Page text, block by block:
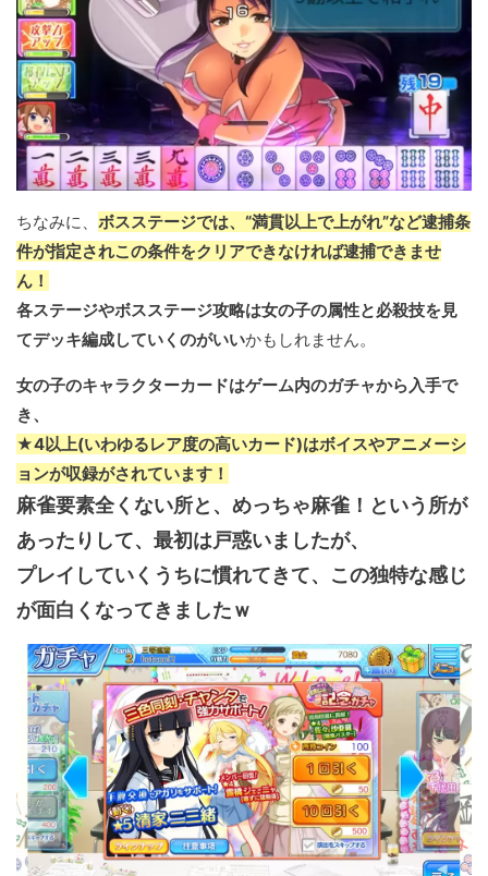
ちなみに、 ボスステージでは、“満貫以上で上がれ”など逮捕条
件が指定されこの条件をクリアできなければ逮捕できませ
ん！
各ステージやボスステージ攻略は女の子の属性と必殺技を見
てデッキ編成していくのがいいかもしれません。
女の子のキャラクターカードはゲーム内のガチャから入手で
き、
★4以上(いわゆるレア度の高いカード)はボイスやアニメーシ
ョンが収録がされています！
麻雀要素全くない所と、めっちゃ麻雀！という所が
あったりして、最初は戸惑いましたが、
プレイしていくうちに慣れてきて、この独特な感じ
が面白くなってきましたｗ